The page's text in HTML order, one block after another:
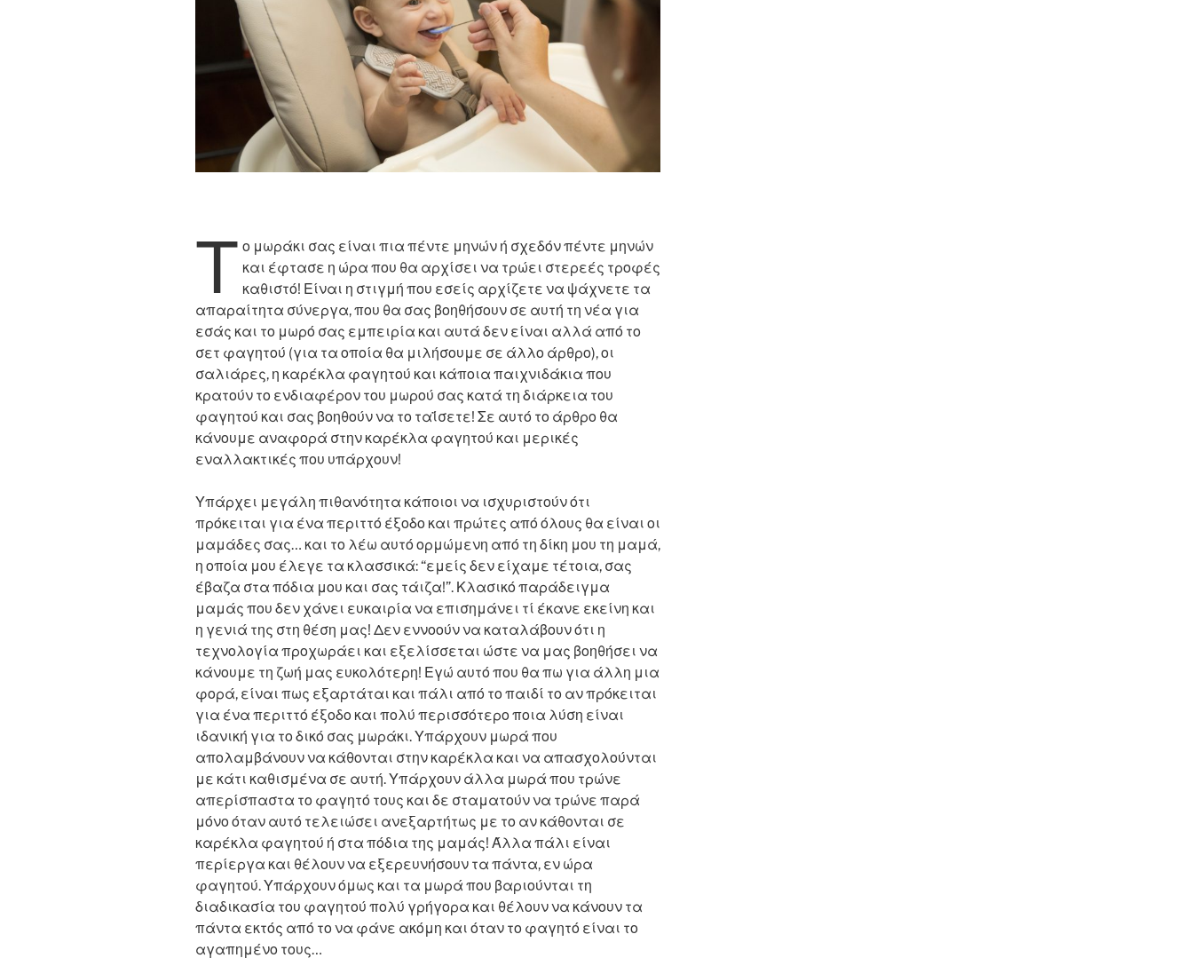
Τ ο μωράκι σας είναι πια πέντε μηνών ή σχεδόν πέντε μηνών
και έφτασε η ώρα που θα αρχίσει να τρώει στερεές τροφές
καθιστό! Είναι η στιγμή που εσείς αρχίζετε να ψάχνετε τα
απαραίτητα σύνεργα, που θα σας βοηθήσουν σε αυτή τη νέα για
εσάς και το μωρό σας εμπειρία και αυτά δεν είναι αλλά από το
σετ φαγητού (για τα οποία θα μιλήσουμε σε άλλο άρθρο), οι
σαλιάρες, η καρέκλα φαγητού και κάποια παιχνιδάκια που
κρατούν το ενδιαφέρον του μωρού σας κατά τη διάρκεια του
φαγητού και σας βοηθούν να το ταΐσετε! Σε αυτό το άρθρο θα
κάνουμε αναφορά στην καρέκλα φαγητού και μερικές
εναλλακτικές που υπάρχουν!
Υπάρχει μεγάλη πιθανότητα κάποιοι να ισχυριστούν ότι
πρόκειται για ένα περιττό έξοδο και πρώτες από όλους θα είναι οι
μαμάδες σας… και το λέω αυτό ορμώμενη από τη δίκη μου τη μαμά,
η οποία μου έλεγε τα κλασσικά: “εμείς δεν είχαμε τέτοια, σας
έβαζα στα πόδια μου και σας τάιζα!”. Κλασικό παράδειγμα
μαμάς που δεν χάνει ευκαιρία να επισημάνει τί έκανε εκείνη και
η γενιά της στη θέση μας! Δεν εννοούν να καταλάβουν ότι η
τεχνολογία προχωράει και εξελίσσεται ώστε να μας βοηθήσει να
κάνουμε τη ζωή μας ευκολότερη! Εγώ αυτό που θα πω για άλλη μια
φορά, είναι πως εξαρτάται και πάλι από το παιδί το αν πρόκειται
για ένα περιττό έξοδο και πολύ περισσότερο ποια λύση είναι
ιδανική για το δικό σας μωράκι. Υπάρχουν μωρά που
απολαμβάνουν να κάθονται στην καρέκλα και να απασχολούνται
με κάτι καθισμένα σε αυτή. Υπάρχουν άλλα μωρά που τρώνε
απερίσπαστα το φαγητό τους και δε σταματούν να τρώνε παρά
μόνο όταν αυτό τελειώσει ανεξαρτήτως με το αν κάθονται σε
καρέκλα φαγητού ή στα πόδια της μαμάς! Άλλα πάλι είναι
περίεργα και θέλουν να εξερευνήσουν τα πάντα, εν ώρα
φαγητού. Υπάρχουν όμως και τα μωρά που βαριούνται τη
διαδικασία του φαγητού πολύ γρήγορα και θέλουν να κάνουν τα
πάντα εκτός από το να φάνε ακόμη και όταν το φαγητό είναι το
αγαπημένο τους…